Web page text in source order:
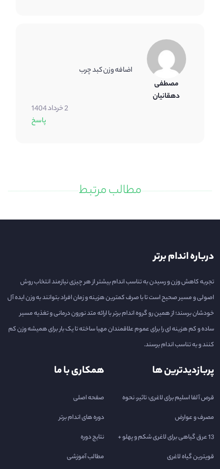
مصطفی
دهقانیان
اضافه وزن کبد چرب
2 خرداد 1404
پاسخ
مطالب مرتبط
درباره اندام برتر
تجربه کاهش وزن و رسیدن به تناسب اندام بیشتر از هر چیزی نیازمند انتخاب روش
اصولی و مسیر صحیح است تا با صرف کمترین هزینه و زمان افراد بتوانند به وزن ایده آل
خودشان برسند؛ از همین رو گروه اندام برتر با ارائه متد نورون درمانی و تغذیه مسیر
ساده و کم هزینه ای را برای عموم علاقمندان مهیا ساخته تا یک بار برای همیشه وزن کم
کنند و به تناسب اندام برسند.
پربازدیدترین ها
قرص آلفا اسلیم برای لاغری: تاثیر، نحوه
مصرف و عوارض
13 عرق گیاهی برای لاغری شکم و پهلو +
قویترین گیاه لاغری
همکاری با ما
صفحه اصلی
دوره های اندام برتر
نتایج دوره
مطالب آموزشی